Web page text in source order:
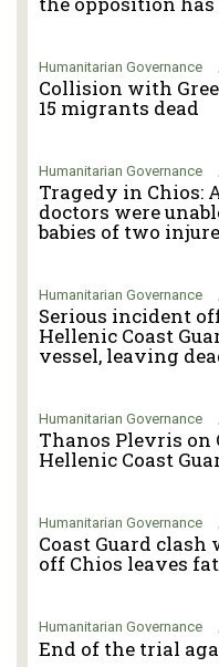
Humanitarian Governance
Collision with
15 migrants dead
Humanitarian Governance
Tragedy in Chios:
doctors were
babies of two
Humanitarian Governance
Serious incident
Hellenic Coast
vessel, leaving
Humanitarian Governance
Thanos Plevris on
Hellenic Coast
Humanitarian Governance
Coast Guard clash
off Chios leaves
Humanitarian Governance
End of the trial